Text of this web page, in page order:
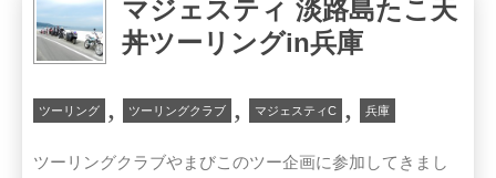
マジェスティ 淡路島たこ天
丼ツーリングin兵庫
ツーリング , ツーリングクラブ , マジェスティC , 兵庫
ツーリングクラブやまびこのツー企画に参加してきまし